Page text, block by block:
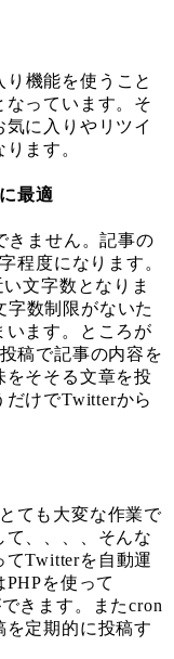
機能を使うこと
っています。そ
に入りやリツイ
ます。
最適
きません。記事の
程度になります。
文字数となりま
字数制限がないた
います。ところが
稿で記事の内容を
そそる文章を投
けでTwitterから
ても大変な作業で
、、、、そんな
Twitterを自動運
を使って
きます。またcron
を定期的に投稿す